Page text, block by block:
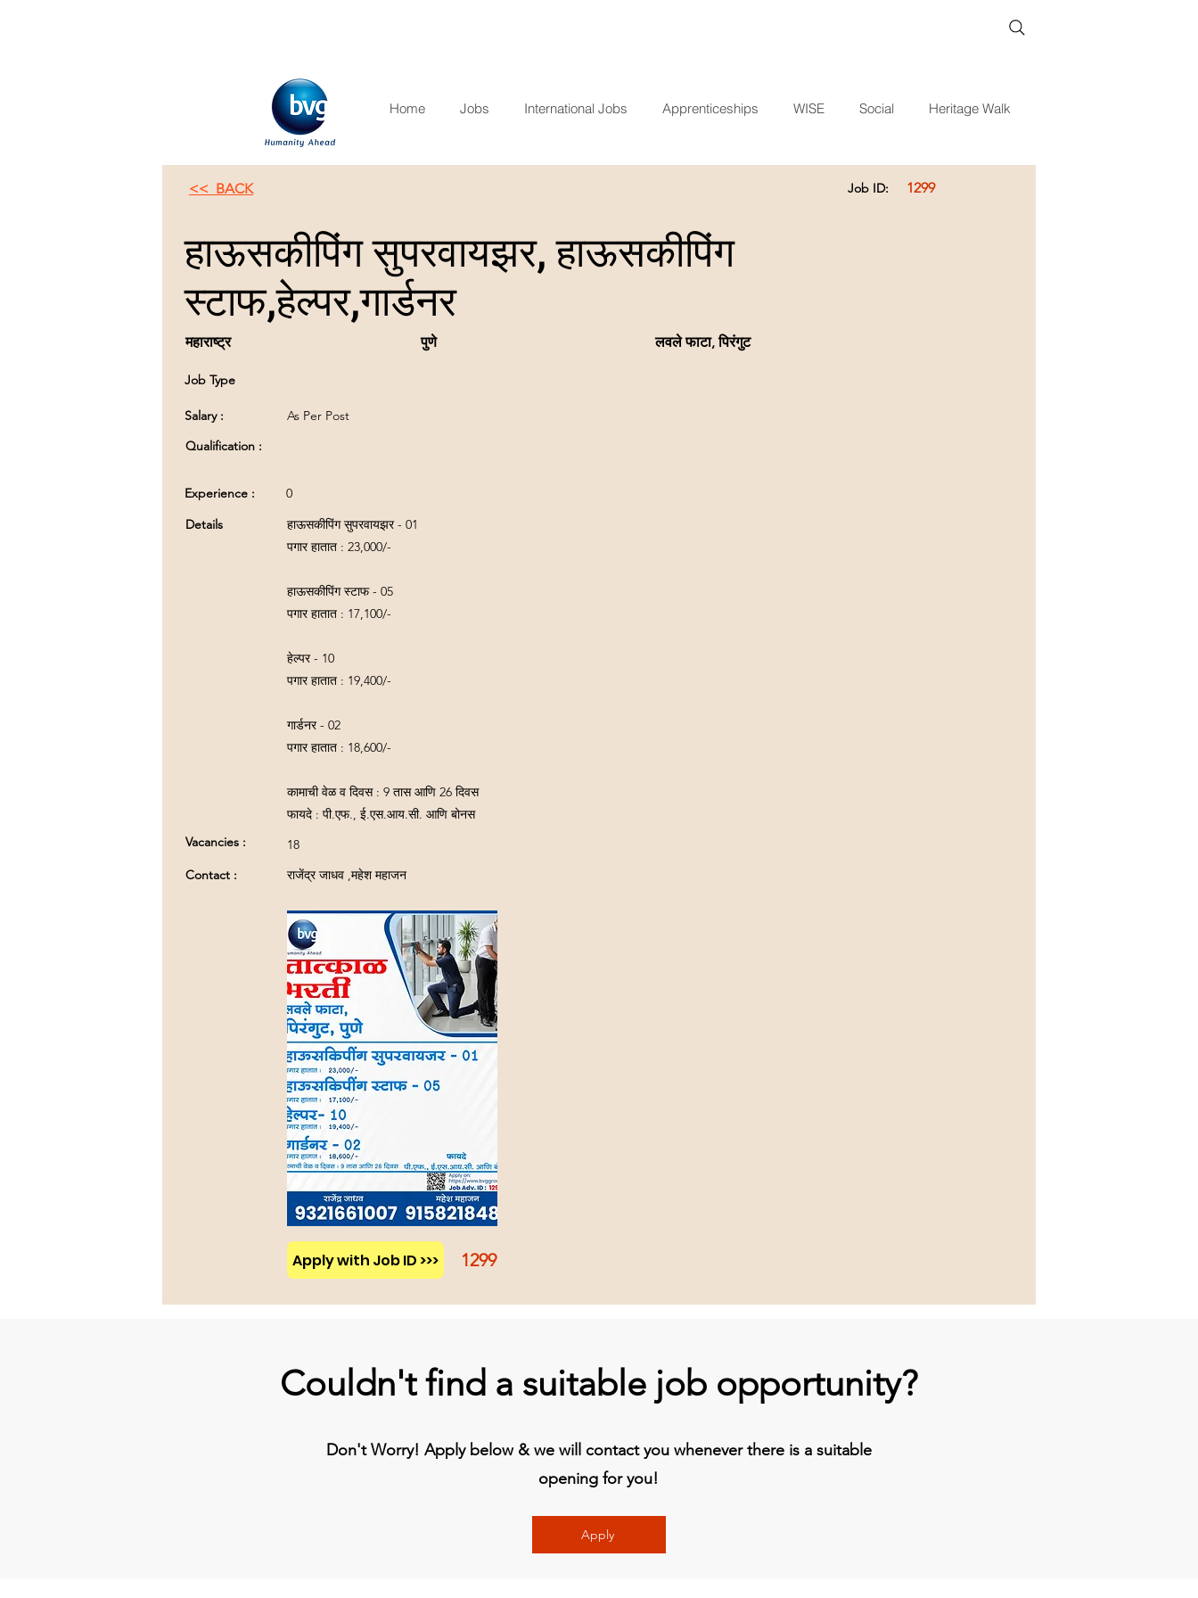
<< BACK Job ID: 1299
हाऊसकीपिंग सुपरवायझर, हाऊसकीपिंग
स्टाफ,हेल्पर,गार्डनर
महाराष्ट्र पुणे लवले फाटा, पिरंगुट
Job Type
Salary :
Qualification :
As Per Post
Experience :
Details
Vacancies :
Contact :
0
हाऊसकीपिंग सुपरवायझर - 01
पगार हातात : 23,000/-
हाऊसकीपिंग स्टाफ - 05
पगार हातात : 17,100/-
हेल्पर - 10
पगार हातात : 19,400/-
गार्डनर - 02
पगार हातात : 18,600/-
कामाची वेळ व दिवस : 9 तास आणि 26 दिवस
फायदे : पी.एफ., ई.एस.आय.सी. आणि बोनस
18
राजेंद्र जाधव ,महेश महाजन
Apply with Job ID >>> 1299
Couldn't find a suitable job opportunity?
Don't Worry! Apply below & we will contact you whenever there is a suitable
opening for you!
Apply
Home Jobs International Jobs Apprenticeships WISE Social Heritage Walk